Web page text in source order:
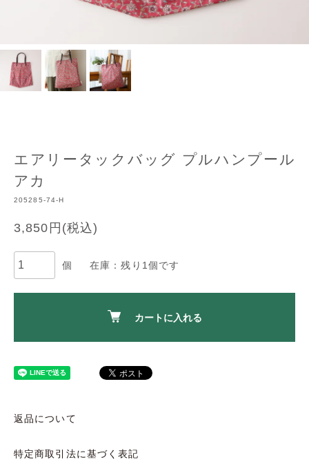
エアリータックバッグ プルハンプール
アカ
205285-74-H
3,850円(税込)
個 在庫：残り1個です
カートに入れる
返品について
特定商取引法に基づく表記